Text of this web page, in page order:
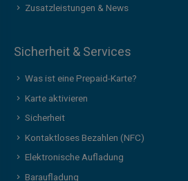
Zusatzleistungen & News
Sicherheit & Services
Was ist eine Prepaid-Karte?
Karte aktivieren
Sicherheit
Kontaktloses Bezahlen (NFC)
Elektronische Aufladung
Baraufladung